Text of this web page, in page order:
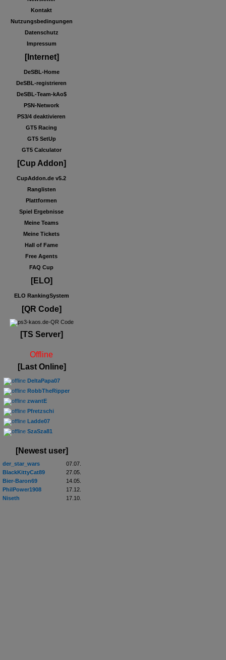
Kontakt
Nutzungsbedingungen
Datenschutz
Impressum
[Internet]
DeSBL-Home
DeSBL-registrieren
DeSBL-Team-kAo$
PSN-Network
PS3/4 deaktivieren
GT5 Racing
GT5 SetUp
GT5 Calculator
[Cup Addon]
CupAddon.de v5.2
Ranglisten
Plattformen
Spiel Ergebnisse
Meine Teams
Meine Tickets
Hall of Fame
Free Agents
FAQ Cup
[ELO]
ELO RankingSystem
[QR Code]
[TS Server]
Offline
[Last Online]
DeltaPapa07
RobbTheRipper
zwantE
Pfretzschi
Ladde07
SzaSza81
[Newest user]
der_star_wars
07.07.
BlackKittyCat89
27.05.
Bier-Baron69
14.05.
PhilPower1908
17.12.
Niseth
17.10.